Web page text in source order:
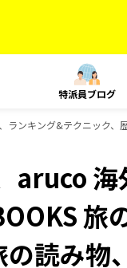
特派員ブログ
ンキング&テクニック、
aruco 海
旅
の読み物